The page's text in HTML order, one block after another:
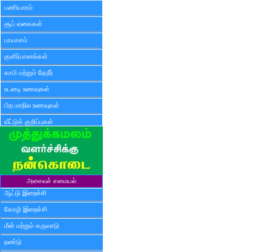
பணியாரம்
சூப் வகைகள்
பாயாசம்
குளிர்பானங்கள்
காபி மற்றும் தேநீர்
உடனடி உணவுகள்
பிற மாநில உணவுகள்
வீட்டுக் குறிப்புகள்
அசைவச் சமையல்
ஆட்டு இறைச்சி
கோழி இறைச்சி
மீன் மற்றும் கருவாடு
நண்டு